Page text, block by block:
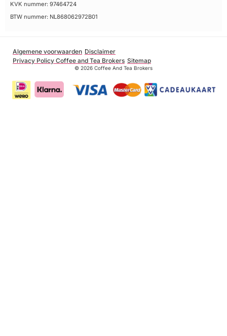
KVK nummer: 97464724
BTW nummer: NL868062972B01
Algemene voorwaarden Disclaimer
Privacy Policy Coffee and Tea Brokers Sitemap
© 2026 Coffee And Tea Brokers